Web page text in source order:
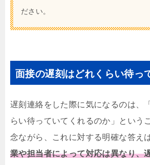
ださい。
面接の遅刻はどれくらい待っ
遅刻連絡をした際に気になるのは、
らい待っていてくれるのか」という
念ながら、これに対する明確な答え
業や担当者によって対応は異なり、